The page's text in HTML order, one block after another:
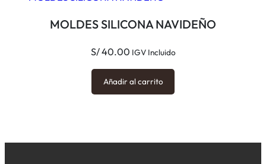
MOLDES SILICONA NAVIDEÑO
S/40.00 IGV Incluido
Añadir al carrito